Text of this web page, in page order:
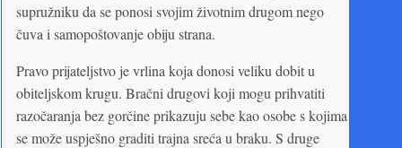
supružniku da se ponosi svojim životnim drugom nego
čuva i samopoštovanje obiju strana.
Pravo prijateljstvo je vrlina koja donosi veliku dobit u
obiteljskom krugu. Bračni drugovi koji mogu prihvatiti
razočaranja bez gorčine prikazuju sebe kao osobe s kojima
se može uspješno graditi trajna sreća u braku. S druge